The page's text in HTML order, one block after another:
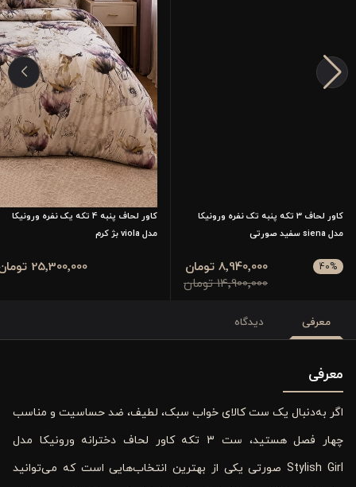
کاور لحاف 3 تکه پنبه تک نفره ورونیکا
مدل siena سفید صورتی
40%
14٬900٬000 تومان
8٬940٬000 تومان
کاور لحاف پنبه‌ 4 تکه یک نفره ورونیکا
مدل viola بژ کرم
25٬300٬000 تومان
معرفی دیدگاه
معرفی
اگر به‌دنبال یک ست کالای خواب سبک، لطیف، ضد حساسیت و مناسب
چهار فصل هستید، ست 3 تکه کاور لحاف دخترانه ورونیکا مدل
Stylish Girl صورتی یکی از بهترین انتخاب‌هایی است که می‌توانید